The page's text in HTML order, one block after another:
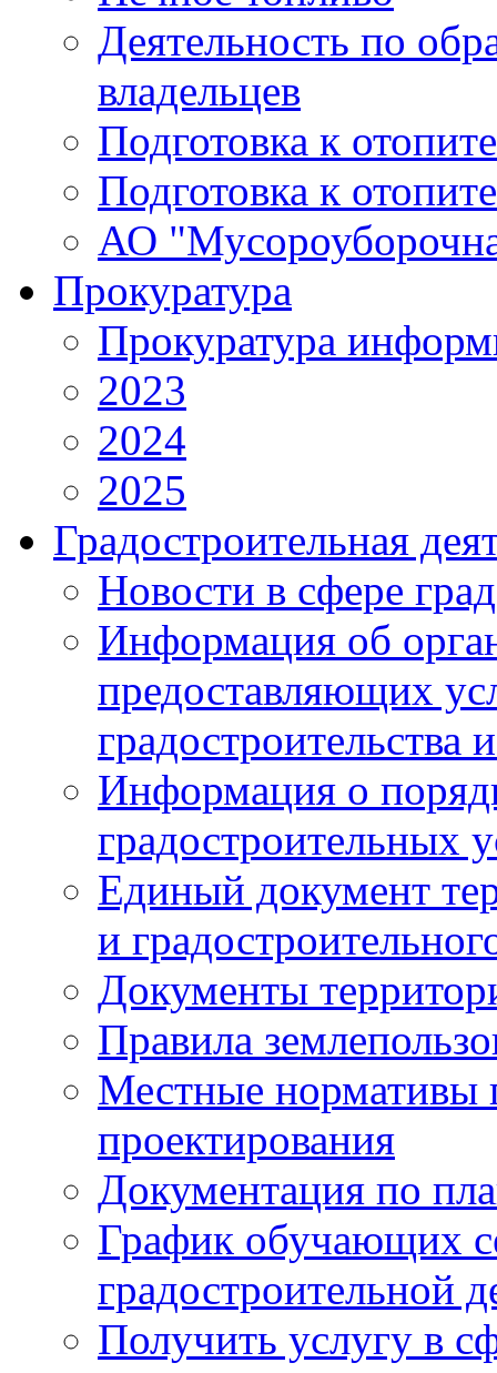
Деятельность по
владельцев
Подготовка к
Подготовка к
АО
Прокуратура
Прокуратура
2023
2024
2025
Градостроительная
Новости в сфере
Информация об
предоставляющих
градостроительства
Информация о
градостроительных
Единый документ
и
Документы
Правила
Местные нормативы
проектирования
Документация по
График обучающих
градостроительной
Получить услугу в